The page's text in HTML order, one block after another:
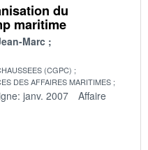
du
maritime
Marc
(CGPC)
DES AFFAIRES MARITIMES
janv. 2007
Affaire